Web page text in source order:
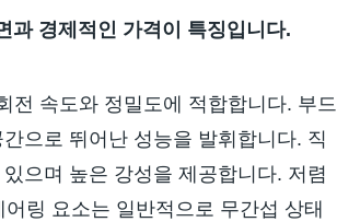
과 경제적인 가격이 특징입니다.
전 속도와 정밀도에 적합합니다. 부드
으로 뛰어난 성능을 발휘합니다. 직
으며 높은 강성을 제공합니다. 저렴
링 요소는 일반적으로 무간섭 상태